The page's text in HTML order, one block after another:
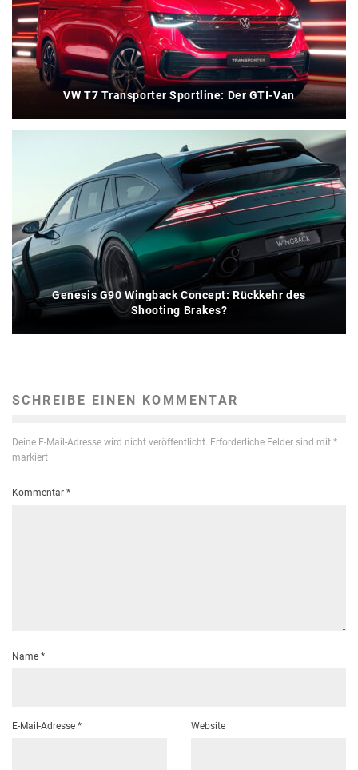
VW T7 Transporter Sportline: Der GTI-Van
Genesis G90 Wingback Concept: Rückkehr des
Shooting Brakes?
SCHREIBE EINEN KOMMENTAR
Deine E-Mail-Adresse wird nicht veröffentlicht. Erforderliche Felder sind mit *
markiert
Kommentar *
Name *
E-Mail-Adresse * Website